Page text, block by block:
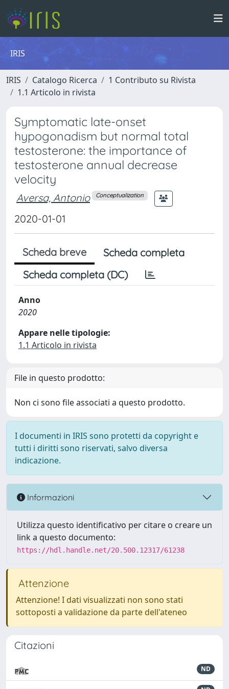
IRIS
IRIS Catalogo Ricerca
1 Contributo su Rivista
1.1 Articolo in rivista
Symptomatic late-onset
hypogonadism but normal total
testosterone: the importance of
testosterone annual decrease
velocity
Aversa, Antonio Conceptualization
2020-01-01
Scheda breve
Scheda completa
Scheda completa (DC)
Anno
2020
Appare nelle tipologie:
1.1 Articolo in rivista
File in questo prodotto:
Non ci sono file associati a questo prodotto.
I documenti in IRIS sono protetti da copyright e
tutti i diritti sono riservati, salvo diversa
indicazione.
Informazioni
Utilizza questo identificativo per citare o creare un
link a questo documento:
https://hdl.handle.net/20.500.12317/61238
Attenzione
Attenzione! I dati visualizzati non sono stati
sottoposti a validazione da parte dell'ateneo
Citazioni
ND